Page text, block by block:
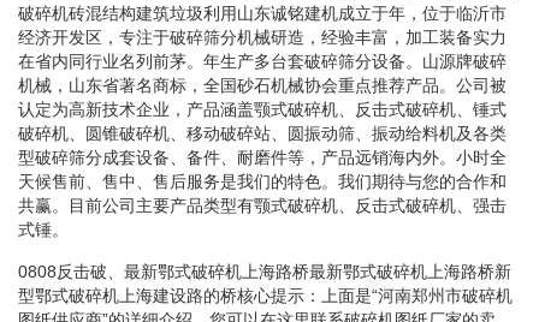
破碎机砖混结构建筑垃圾利用山东诚铭建机成立于年，位于临沂市
经济开发区，专注于破碎筛分机械研造，经验丰富，加工装备实力
在省内同行业名列前茅。年生产多台套破碎筛分设备。山源牌破碎
机械，山东省著名商标，全国砂石机械协会重点推荐产品。公司被
认定为高新技术企业，产品涵盖颚式破碎机、反击式破碎机、锤式
破碎机、圆锥破碎机、移动破碎站、圆振动筛、振动给料机及各类
型破碎筛分成套设备、备件、耐磨件等，产品远销海内外。小时全
天候售前、售中、售后服务是我们的特色。我们期待与您的合作和
共赢。目前公司主要产品类型有颚式破碎机、反击式破碎机、强击
式锤。
0808反击破、最新鄂式破碎机上海路桥最新鄂式破碎机上海路桥新
型鄂式破碎机上海建设路的桥核心提示：上面是“河南郑州市破碎机